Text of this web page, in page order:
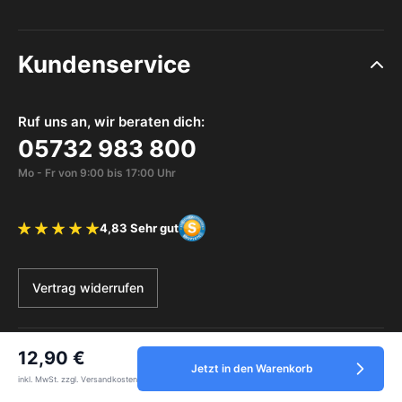
12,90 €
inkl. MwSt. zzgl. Versandkosten
Jetzt in den Warenkorb
Kundenservice
Ruf uns an, wir beraten dich:
05732 983 800
Mo - Fr von 9:00 bis 17:00 Uhr
Bewertung 4.83 von 5 Sternen
4,83 Sehr gut
Vertrag widerrufen
Service